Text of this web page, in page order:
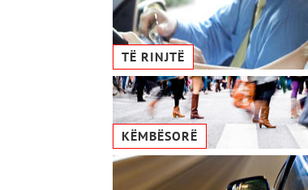
TË RINJTË
KËMBËSORË